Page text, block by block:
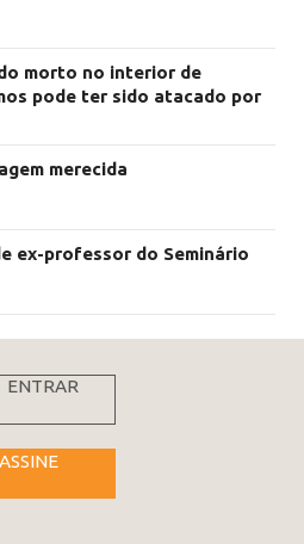
morto no interior de
pode ter sido atacado por
merecida
ex-professor do Seminário
ENTRAR
ASSINE